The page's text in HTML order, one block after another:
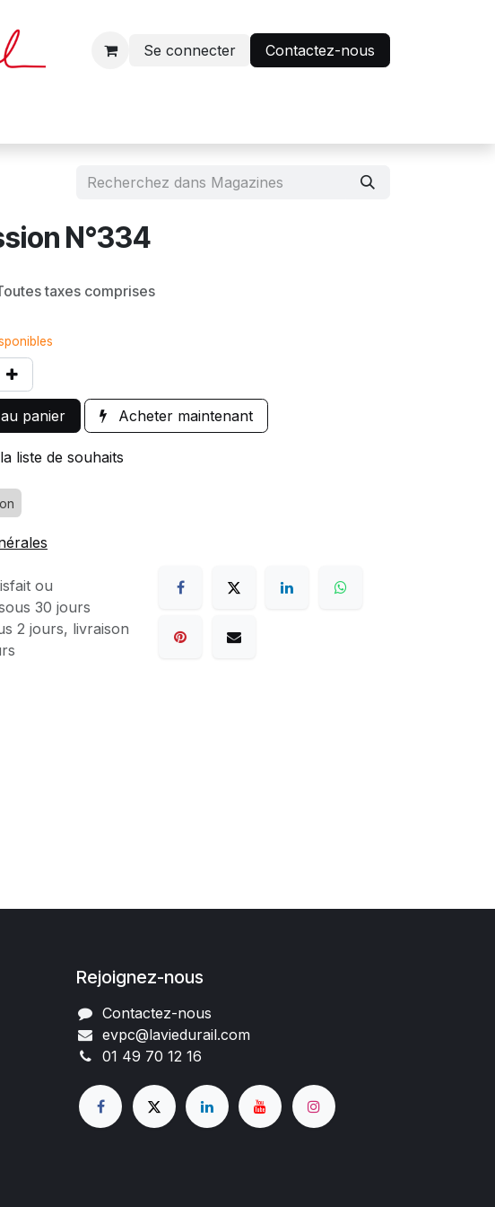
Se connecter Contactez-nous
N°334
taxes comprises
panier Acheter maintenant
liste de souhaits
ou
30 jours
2 jours, livraison
Rejoignez-nous
Contactez-nous
evpc@laviedurail.com
01 49 70 12 16